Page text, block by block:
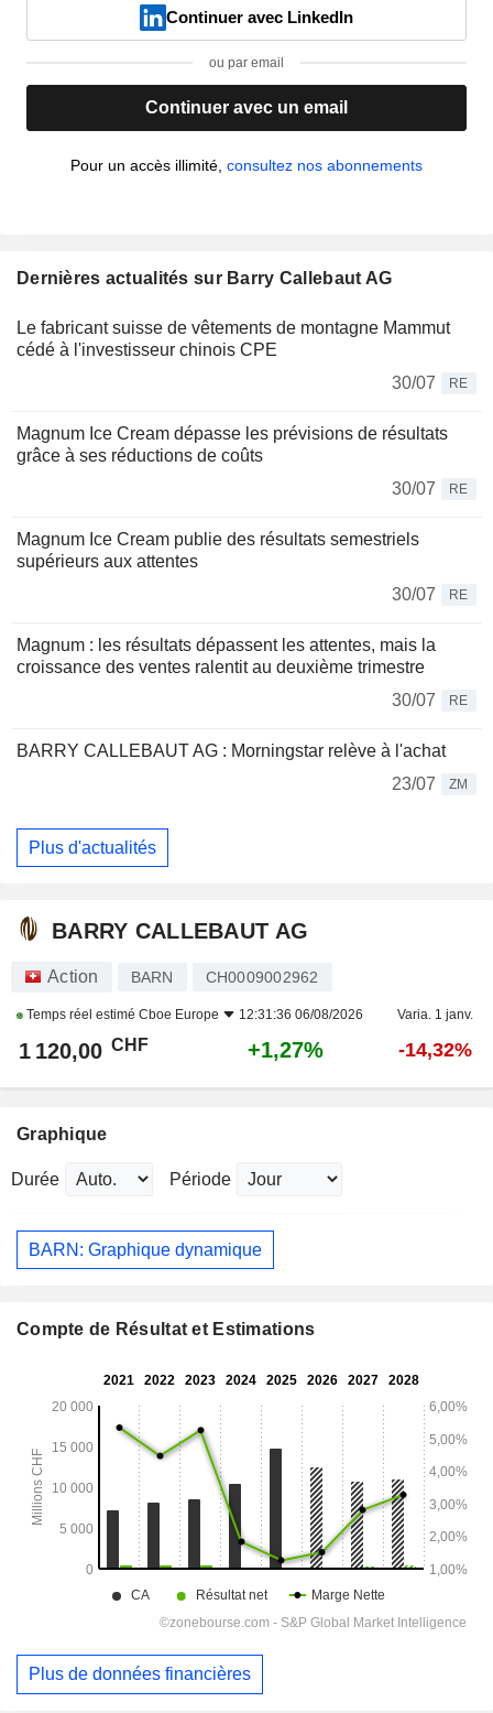
Continuer avec LinkedIn
ou par email
Continuer avec un email
Pour un accès illimité, consultez nos abonnements
Dernières actualités sur Barry Callebaut AG
Le fabricant suisse de vêtements de montagne Mammut
cédé à l'investisseur chinois CPE
30/07
RE
Magnum Ice Cream dépasse les prévisions de résultats
grâce à ses réductions de coûts
30/07
RE
Magnum Ice Cream publie des résultats semestriels
supérieurs aux attentes
30/07
RE
Magnum : les résultats dépassent les attentes, mais la
croissance des ventes ralentit au deuxième trimestre
30/07
RE
BARRY CALLEBAUT AG : Morningstar relève à l'achat
23/07
ZM
Plus d'actualités
BARRY CALLEBAUT AG
Action BARN CH0009002962
Temps réel estimé Cboe Europe 12:31:36 06/08/2026 Varia. 1 janv.
1 120,00 CHF +1,27% -14,32%
Graphique
Durée Période
BARN: Graphique dynamique
Compte de Résultat et Estimations
Plus de données financières